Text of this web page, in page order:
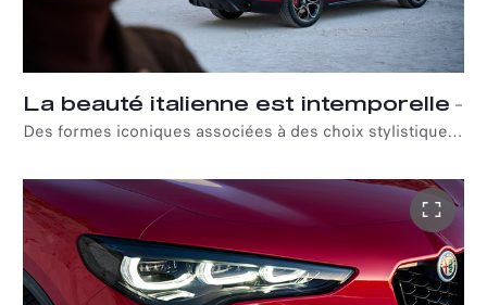
La beauté italienne est intemporelle –
Des formes iconiques associées à des choix stylistiques
Chaque détail de l'Alfa Romeo Stelvio incarne l'ADN
sportif de la marque.